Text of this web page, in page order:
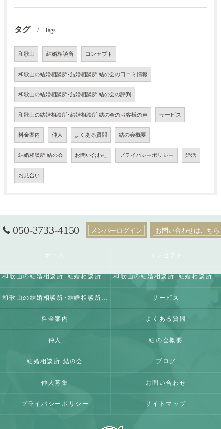
タグ Tags
和歌山 結婚相談所 コンセプト
和歌山の結婚相談所･結婚相談所 結の会の口コミ情報
和歌山の結婚相談所･結婚相談所 結の会の評判
和歌山の結婚相談所･結婚相談所 結の会のお客様の声 サービス
料金案内 仲人 よくある質問 結の会概要
結婚相談所 結の会 お問い合わせ プライバシーポリシー 婚活
お見合い
050-3733-4150 メンバーログイン お問い合わせはこちら
ホーム コンセプト
和歌山の結婚相談所･結婚相談所 結の会の口コミ情報 和歌山の結婚相談所･結婚相談所 結の会の評判
和歌山の結婚相談所･結婚相談所 結の会のお客様の声 サービス
料金案内 よくある質問
仲人 結の会概要
結婚相談所 結の会 ブログ
仲人募集 お問い合わせ
プライバシーポリシー サイトマップ